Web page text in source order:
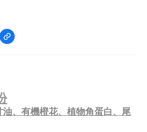
、有機橙花、 植物角蛋白、 尾